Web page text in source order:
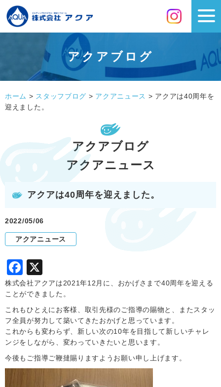
アクアブログ
ホーム > スタッフブログ > アクアニュース > アクアは40周年を
迎えました。
アクアブログ
アクアニュース
アクアは40周年を迎えました。
2022/05/06
アクアニュース
F
a
c
e
b
o
o
k
株式会社アクアは2021年12月に、おかげさまで40周年を迎える
ことができました。
これもひとえにお客様、取引先様のご指導の賜物と、またスタッ
フ全員が努力して築いてきたおかげと思っています。
これからも変わらず、新しい次の10年を目指して新しいチャレ
ンジをしながら、変わっていきたいと思います。
今後もご指導ご鞭撻賜りますようお願い申し上げます。